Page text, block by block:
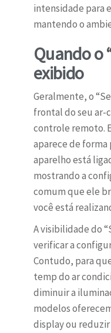
intensidade para
mantendo o
Quando o
exibido
Geralmente, o
frontal do seu ar-
controle remoto.
aparece de
aparelho está
mostrando a
comum que ele
você está
A visibilidade do
verificar a
Contudo, para
temp do ar
diminuir a
modelos
display ou